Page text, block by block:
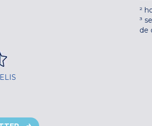
²
³
de